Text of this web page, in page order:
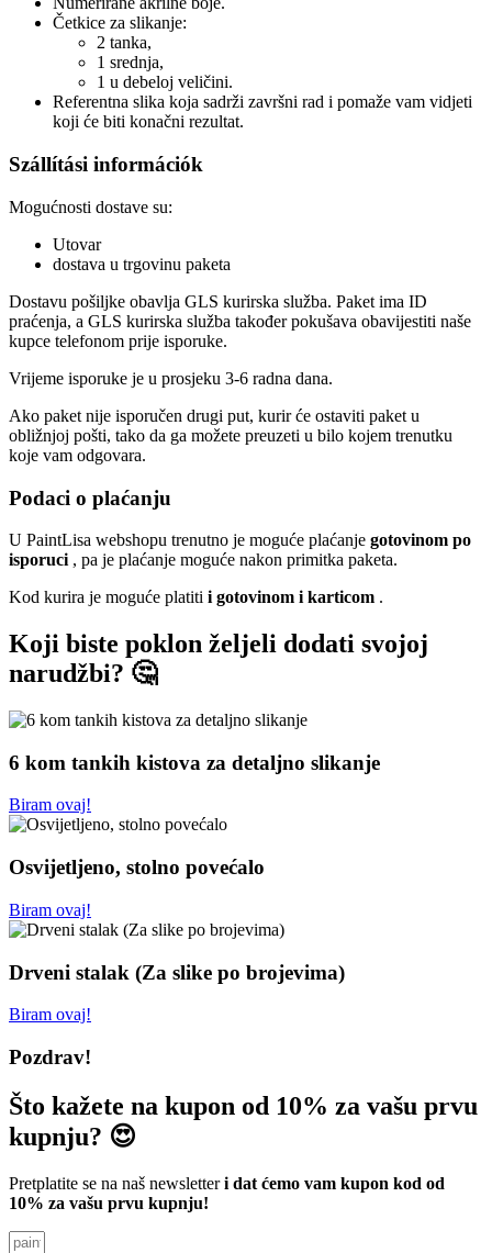
Četkice za slikanje:
2 tanka,
1 srednja,
1 u debeloj veličini.
Referentna slika koja sadrži završni rad i pomaže vam vidjeti
koji će biti konačni rezultat.
Szállítási információk
Mogućnosti dostave su:
Utovar
dostava u trgovinu paketa
Dostavu pošiljke obavlja GLS kurirska služba. Paket ima ID
praćenja, a GLS kurirska služba također pokušava obavijestiti naše
kupce telefonom prije isporuke.
Vrijeme isporuke je u prosjeku 3-6 radna dana.
Ako paket nije isporučen drugi put, kurir će ostaviti paket u
obližnjoj pošti, tako da ga možete preuzeti u bilo kojem trenutku
koje vam odgovara.
Podaci o plaćanju
U PaintLisa webshopu trenutno je moguće plaćanje gotovinom po
isporuci , pa je plaćanje moguće nakon primitka paketa.
Kod kurira je moguće platiti i gotovinom i karticom .
Koji biste poklon željeli dodati svojoj
narudžbi? 🤔
6 kom tankih kistova za detaljno slikanje
Biram ovaj!
Osvijetljeno, stolno povećalo
Biram ovaj!
Drveni stalak (Za slike po brojevima)
Biram ovaj!
Pozdrav!
Što kažete na kupon od 10% za vašu prvu
kupnju? 😍
Pretplatite se na naš newsletteri dat ćemo vam kupon kod od
10% za vašu prvu kupnju!